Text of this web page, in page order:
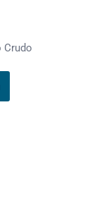
Crudo